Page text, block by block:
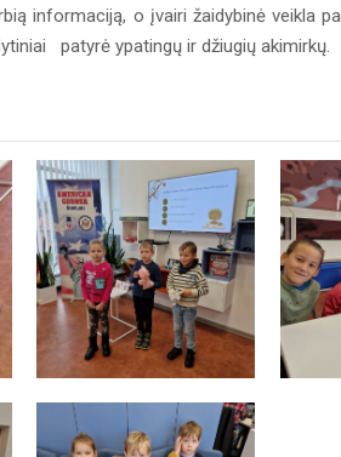
informaciją, o įvairi žaidybinė veikla
patyrė ypatingų ir džiugių akimirkų.